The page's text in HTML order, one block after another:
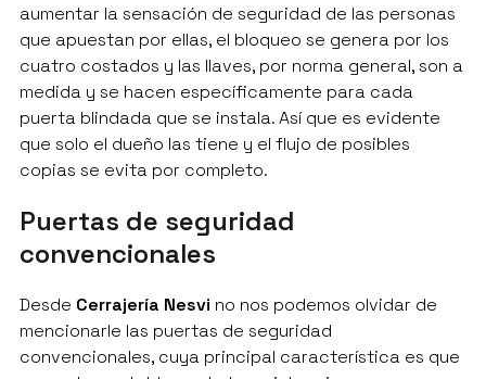
aumentar la sensación de seguridad de las personas
que apuestan por ellas, el bloqueo se genera por los
cuatro costados y las llaves, por norma general, son a
medida y se hacen específicamente para cada
puerta blindada que se instala. Así que es evidente
que solo el dueño las tiene y el flujo de posibles
copias se evita por completo.
Puertas de seguridad
convencionales
Desde Cerrajería Nesvi no nos podemos olvidar de
mencionarle las puertas de seguridad
convencionales, cuya principal característica es que